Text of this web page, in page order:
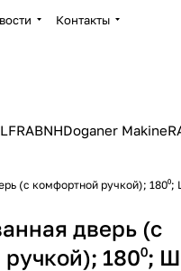
Контакты
BNHDoganer Makine
(с комфортной ручкой);
дверь (с
180⁰;